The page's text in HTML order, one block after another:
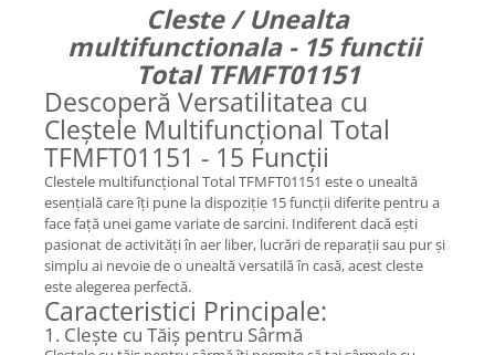
Cleste / Unealta
multifunctionala - 15 functii
Total TFMFT01151
Descoperă Versatilitatea cu
Cleștele Multifuncțional Total
TFMFT01151 - 15 Funcții
Clestele multifuncțional Total TFMFT01151 este o unealtă
esențială care îți pune la dispoziție 15 funcții diferite pentru a
face față unei game variate de sarcini. Indiferent dacă ești
pasionat de activități în aer liber, lucrări de reparații sau pur și
simplu ai nevoie de o unealtă versatilă în casă, acest cleste
este alegerea perfectă.
Caracteristici Principale:
1. Clește cu Tăiș pentru Sârmă